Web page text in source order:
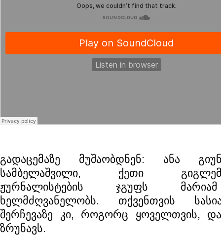
გადაცემაზე მუშაობდნენ: ანა
სამბელაშვილი, ქეთი
ჟურნალისტების ჯგუფს მარიამ
ხელმძღვანელობს. თქვენთვის
შერჩევაზე კი, როგორც ყოველთვის,
ზრუნავს.